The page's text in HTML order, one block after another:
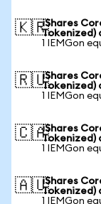
🇰🇷iShares
Tokenized)
1 IEMGon
🇷🇺iShares
Tokenized)
1 IEMGon
🇨🇦iShares
Tokenized)
1 IEMGon
🇦🇺iShares
Tokenized)
1 IEMGon